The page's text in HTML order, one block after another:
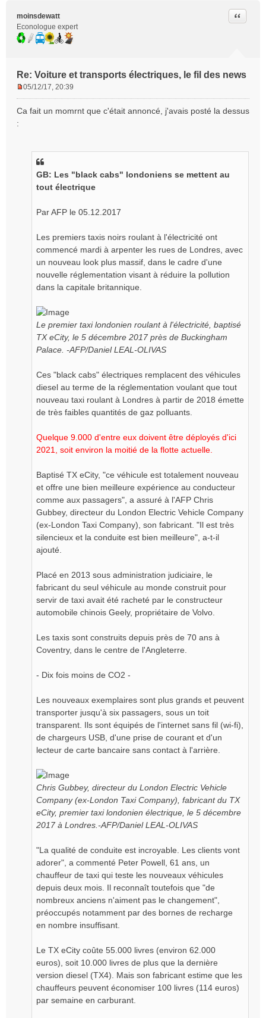
moinsdewatt
Econologue expert
Re: Voiture et transports électriques, le fil des news
Citer
s
05/12/17, 20:39
Ca fait un momrnt que c'était annoncé, j'avais posté la dessus
:
GB: Les "black cabs" londoniens se mettent au
tout électrique
Par AFP le 05.12.2017
Les premiers taxis noirs roulant à l'électricité ont
commencé mardi à arpenter les rues de Londres, avec
un nouveau look plus massif, dans le cadre d'une
nouvelle réglementation visant à réduire la pollution
dans la capitale britannique.
Le premier taxi londonien roulant à l'électricité, baptisé
TX eCity, le 5 décembre 2017 près de Buckingham
Palace. -AFP/Daniel LEAL-OLIVAS
Ces "black cabs" électriques remplacent des véhicules
diesel au terme de la réglementation voulant que tout
nouveau taxi roulant à Londres à partir de 2018 émette
de très faibles quantités de gaz polluants.
Quelque 9.000 d'entre eux doivent être déployés d'ici
2021, soit environ la moitié de la flotte actuelle.
Baptisé TX eCity, "ce véhicule est totalement nouveau
et offre une bien meilleure expérience au conducteur
comme aux passagers", a assuré à l'AFP Chris
Gubbey, directeur du London Electric Vehicle Company
(ex-London Taxi Company), son fabricant. "Il est très
silencieux et la conduite est bien meilleure", a-t-il
ajouté.
Placé en 2013 sous administration judiciaire, le
fabricant du seul véhicule au monde construit pour
servir de taxi avait été racheté par le constructeur
automobile chinois Geely, propriétaire de Volvo.
Les taxis sont construits depuis près de 70 ans à
Coventry, dans le centre de l'Angleterre.
- Dix fois moins de CO2 -
Les nouveaux exemplaires sont plus grands et peuvent
transporter jusqu'à six passagers, sous un toit
transparent. Ils sont équipés de l'internet sans fil (wi-fi),
de chargeurs USB, d'une prise de courant et d'un
lecteur de carte bancaire sans contact à l'arrière.
Chris Gubbey, directeur du London Electric Vehicle
Company (ex-London Taxi Company), fabricant du TX
eCity, premier taxi londonien électrique, le 5 décembre
2017 à Londres.-AFP/Daniel LEAL-OLIVAS
"La qualité de conduite est incroyable. Les clients vont
adorer", a commenté Peter Powell, 61 ans, un
chauffeur de taxi qui teste les nouveaux véhicules
depuis deux mois. Il reconnaît toutefois que "de
nombreux anciens n'aiment pas le changement",
préoccupés notamment par des bornes de recharge
en nombre insuffisant.
Le TX eCity coûte 55.000 livres (environ 62.000
euros), soit 10.000 livres de plus que la dernière
version diesel (TX4). Mais son fabricant estime que les
chauffeurs peuvent économiser 100 livres (114 euros)
par semaine en carburant.